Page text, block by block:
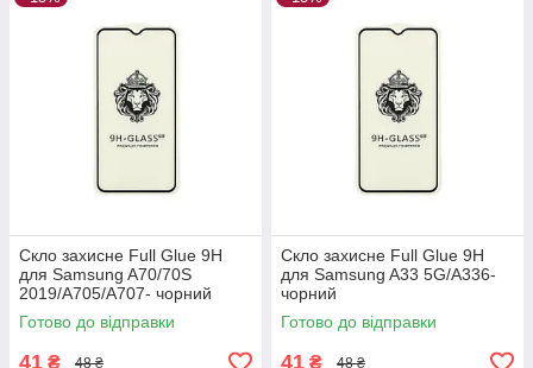
Скло захисне Full Glue 9H
для Samsung A70/70S
2019/A705/A707- чорний
Готово до відправки
41 ₴ 48 ₴
Скло захисне Full Glue 9H
для Samsung A33 5G/A336-
чорний
Готово до відправки
41 ₴ 48 ₴